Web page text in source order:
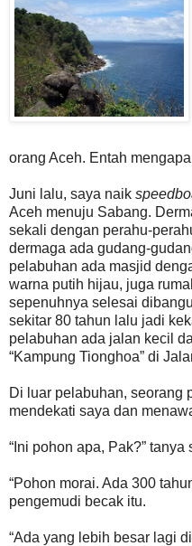
orang Aceh. Entah
Juni lalu, saya naik
Aceh menuju Sabang.
sekali dengan perahu-
dermaga ada gudang-
pelabuhan ada masjid
warna putih hijau, juga
sepenuhnya selesai
sekitar 80 tahun lalu jadi
pelabuhan ada jalan kecil
“Kampung Tionghoa” di
Di luar pelabuhan, seorang
mendekati saya dan
“Ini pohon apa, Pak?” tanya
“Pohon morai. Ada 300
pengemudi becak itu.
“Ada yang lebih besar lagi